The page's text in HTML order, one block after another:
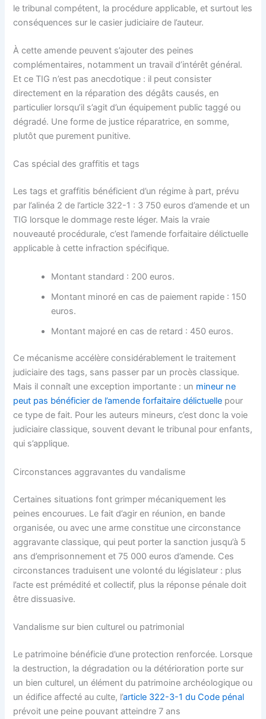
le tribunal compétent, la procédure applicable, et surtout les
conséquences sur le casier judiciaire de l’auteur.
À cette amende peuvent s’ajouter des peines
complémentaires, notamment un travail d’intérêt général.
Et ce TIG n’est pas anecdotique : il peut consister
directement en la réparation des dégâts causés, en
particulier lorsqu’il s’agit d’un équipement public taggé ou
dégradé. Une forme de justice réparatrice, en somme,
plutôt que purement punitive.
Cas spécial des graffitis et tags
Les tags et graffitis bénéficient d’un régime à part, prévu
par l’alinéa 2 de l’article 322-1 : 3 750 euros d’amende et un
TIG lorsque le dommage reste léger. Mais la vraie
nouveauté procédurale, c’est l’amende forfaitaire délictuelle
applicable à cette infraction spécifique.
Montant standard : 200 euros.
Montant minoré en cas de paiement rapide : 150
euros.
Montant majoré en cas de retard : 450 euros.
Ce mécanisme accélère considérablement le traitement
judiciaire des tags, sans passer par un procès classique.
Mais il connaît une exception importante : un mineur ne
peut pas bénéficier de l’amende forfaitaire délictuelle pour
ce type de fait. Pour les auteurs mineurs, c’est donc la voie
judiciaire classique, souvent devant le tribunal pour enfants,
qui s’applique.
Circonstances aggravantes du vandalisme
Certaines situations font grimper mécaniquement les
peines encourues. Le fait d’agir en réunion, en bande
organisée, ou avec une arme constitue une circonstance
aggravante classique, qui peut porter la sanction jusqu’à 5
ans d’emprisonnement et 75 000 euros d’amende. Ces
circonstances traduisent une volonté du législateur : plus
l’acte est prémédité et collectif, plus la réponse pénale doit
être dissuasive.
Vandalisme sur bien culturel ou patrimonial
Le patrimoine bénéficie d’une protection renforcée. Lorsque
la destruction, la dégradation ou la détérioration porte sur
un bien culturel, un élément du patrimoine archéologique ou
un édifice affecté au culte, l’article 322-3-1 du Code pénal
prévoit une peine pouvant atteindre 7 ans